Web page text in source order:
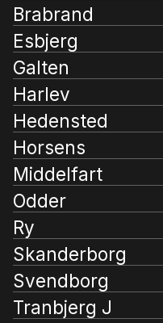
Brabrand
Esbjerg
Galten
Harlev
Hedensted
Horsens
Middelfart
Odder
Ry
Skanderborg
Svendborg
Tranbjerg J